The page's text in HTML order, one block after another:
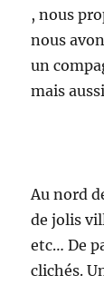
, nous
nous
un
mais
Au nord
de jolis
etc… De
clichés.